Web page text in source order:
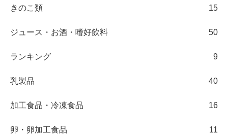
きのこ類 15
ジュース・お酒・嗜好飲料 50
ランキング 9
乳製品 40
加工食品・冷凍食品 16
卵・卵加工食品 11